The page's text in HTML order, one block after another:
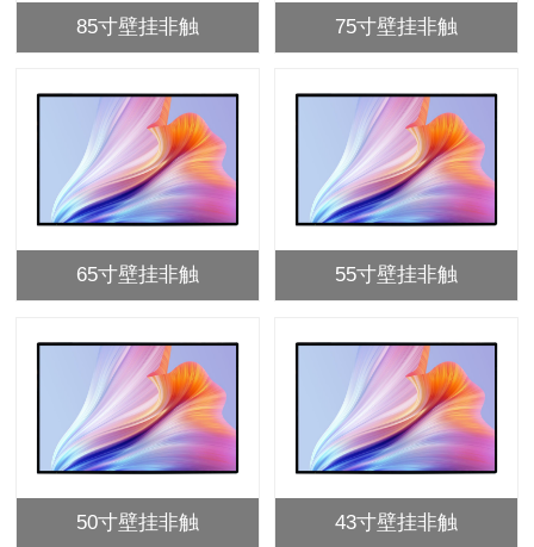
85寸壁挂非触 75寸壁挂非触
65寸壁挂非触 55寸壁挂非触
50寸壁挂非触 43寸壁挂非触